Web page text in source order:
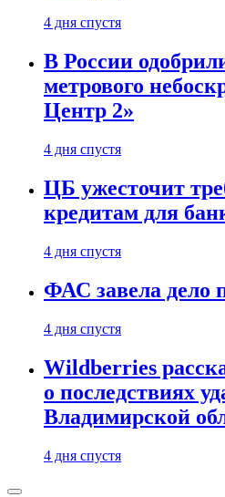
4 дня спустя
В России
метрового
Центр 2»
4 дня спустя
ЦБ ужесточит
кредитам для
4 дня спустя
ФАС завела дело
4 дня спустя
Wildberries
о последствиях
Владимирской
4 дня спустя